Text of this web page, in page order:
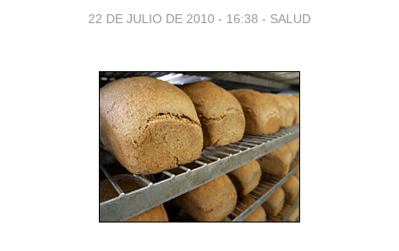
22 DE JULIO DE 2010 - 16:38 - SALUD